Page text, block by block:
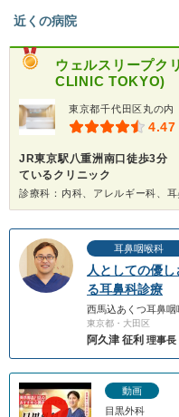
近くの病院
ウェルスリープク
CLINIC TOKYO)
東京都千代田区丸の内
4.47
JR東京駅八重洲南口徒歩3分
ているクリニック
診療科：内科、アレルギー科、
耳鼻咽喉科
人としての優
る耳鼻科診療
西馬込あくつ耳鼻咽
東京都・大田区
阿久津 征利 理事長
動画
目黒外科